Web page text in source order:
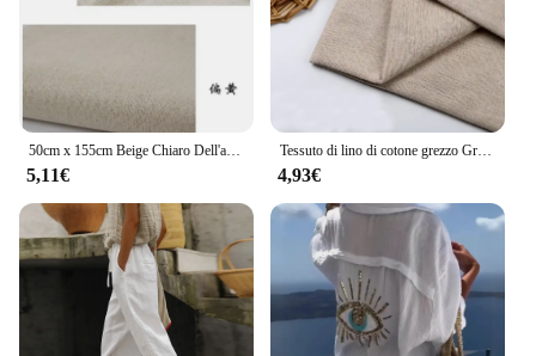
5,11€
Tessuto di lino di cotone grezzo Greige per cucire Scrims Patchwork fai da te fatto a mano da mezzo metro
4,93€